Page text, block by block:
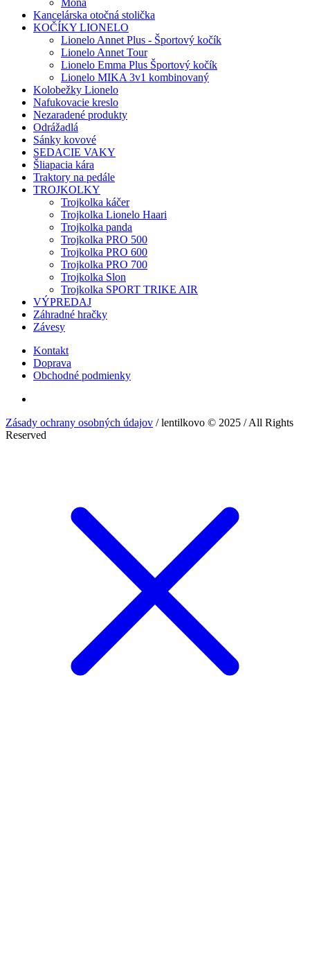
Mona
Kancelárska otočná stolička
KOČÍKY LIONELO
Lionelo Annet Plus - Športový kočík
Lionelo Annet Tour
Lionelo Emma Plus Športový kočík
Lionelo MIKA 3v1 kombinovaný
Kolobežky Lionelo
Nafukovacie kreslo
Nezaradené produkty
Odrážadlá
Sánky kovové
SEDACIE VAKY
Šliapacia kára
Traktory na pedále
TROJKOLKY
Trojkolka káčer
Trojkolka Lionelo Haari
Trojkolka panda
Trojkolka PRO 500
Trojkolka PRO 600
Trojkolka PRO 700
Trojkolka Slon
Trojkolka SPORT TRIKE AIR
VÝPREDAJ
Záhradné hračky
Závesy
Kontakt
Doprava
Obchodné podmienky
Zásady ochrany osobných údajov / lentilkovo © 2025 / All Rights
Reserved